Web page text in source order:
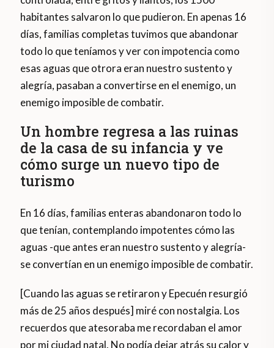
habitantes salvaron lo que pudieron. En apenas 16
días, familias completas tuvimos que abandonar
todo lo que teníamos y ver con impotencia como
esas aguas que otrora eran nuestro sustento y
alegría, pasaban a convertirse en el enemigo, un
enemigo imposible de combatir.
Un hombre regresa a las ruinas
de la casa de su infancia y ve
cómo surge un nuevo tipo de
turismo
En 16 días, familias enteras abandonaron todo lo
que tenían, contemplando impotentes cómo las
aguas -que antes eran nuestro sustento y alegría-
se convertían en un enemigo imposible de combatir.
[Cuando las aguas se retiraron y Epecuén resurgió
más de 25 años después] miré con nostalgia. Los
recuerdos que atesoraba me recordaban el amor
por mi ciudad natal. No podía dejar atrás su calor y